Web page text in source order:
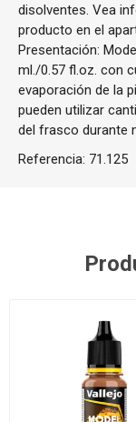
disolventes. Vea
producto en el
Presentación:
ml./0.57 fl.oz. con
evaporación de la
pueden utilizar
del frasco durante
Referencia: 71.125